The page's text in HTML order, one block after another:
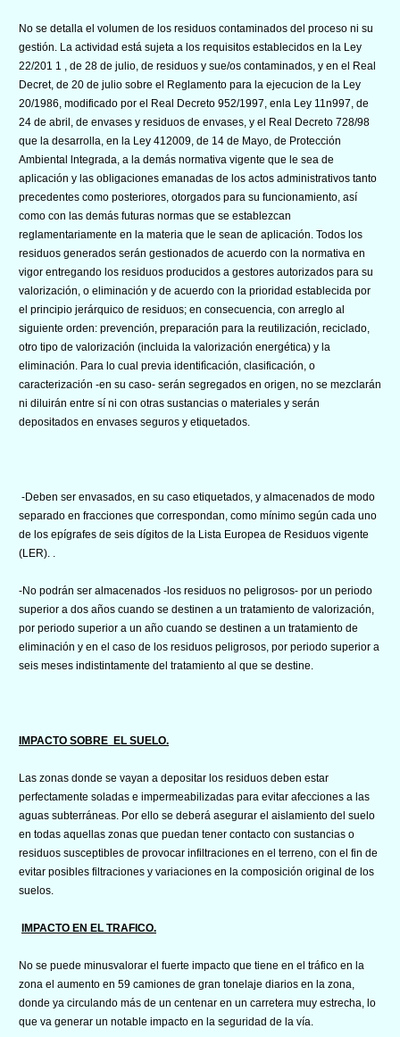
No se detalla el volumen de los residuos contaminados del proceso ni su
gestión. La actividad está sujeta a los requisitos establecidos en la Ley
22/201 1 , de 28 de julio, de residuos y sue/os contaminados, y en el Real
Decret, de 20 de julio sobre el Reglamento para la ejecucion de la Ley
20/1986, modificado por el Real Decreto 952/1997, enla Ley 11n997, de
24 de abril, de envases y residuos de envases, y el Real Decreto 728/98
que la desarrolla, en la Ley 412009, de 14 de Mayo, de Protección
Ambiental lntegrada, a la demás normativa vigente que le sea de
aplicación y las obligaciones emanadas de los actos administrativos tanto
precedentes como posteriores, otorgados para su funcionamiento, así
como con las demás futuras normas que se establezcan
reglamentariamente en la materia que le sean de aplicación. Todos los
residuos generados serán gestionados de acuerdo con la normativa en
vigor entregando los residuos producidos a gestores autorizados para su
valorización, o eliminación y de acuerdo con la prioridad establecida por
el principio jerárquico de residuos; en consecuencia, con arreglo al
siguiente orden: prevención, preparación para la reutilización, reciclado,
otro tipo de valorización (incluida la valorización energética) y la
eliminación. Para lo cual previa identifìcación, clasificación, o
caracterización -en su caso- serán segregados en origen, no se mezclarán
ni diluirán entre sí ni con otras sustancias o materiales y serán
depositados en envases seguros y etiquetados.
-Deben ser envasados, en su caso etiquetados, y almacenados de modo
separado en fracciones que correspondan, como mínimo según cada uno
de los epígrafes de seis dígitos de la Lista Europea de Residuos vigente
(LER). .
-No podrán ser almacenados -los residuos no peligrosos- por un periodo
superior a dos años cuando se destinen a un tratamiento de valorización,
por periodo superior a un año cuando se destinen a un tratamiento de
eliminación y en el caso de los residuos peligrosos, por periodo superior a
seis meses indistintamente del tratamiento al que se destine.
IMPACTO SOBRE EL SUELO.
Las zonas donde se vayan a depositar los residuos deben estar
perfectamente soladas e impermeabilizadas para evitar afecciones a las
aguas subterráneas. Por ello se deberá asegurar el aislamiento del suelo
en todas aquellas zonas que puedan tener contacto con sustancias o
residuos susceptibles de provocar infiltraciones en el terreno, con el fin de
evitar posibles filtraciones y variaciones en la composición original de los
suelos.
IMPACTO EN EL TRAFICO.
No se puede minusvalorar el fuerte impacto que tiene en el tráfico en la
zona el aumento en 59 camiones de gran tonelaje diarios en la zona,
donde ya circulando más de un centenar en un carretera muy estrecha, lo
que va generar un notable impacto en la seguridad de la vía.